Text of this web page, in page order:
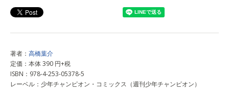
著者： 高橋葉介
定価：本体 390 円+税
ISBN：978-4-253-05378-5
レーベル：少年チャンピオン・コミックス（週刊少年チャンピオン）